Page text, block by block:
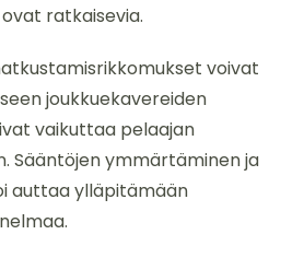
ratkaisevia.
voivat
joukkuekavereiden
vaikuttaa pelaajan
Sääntöjen ymmärtäminen ja
auttaa ylläpitämään